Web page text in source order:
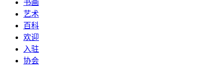
书画
艺术
百科
欢迎
入驻
协会